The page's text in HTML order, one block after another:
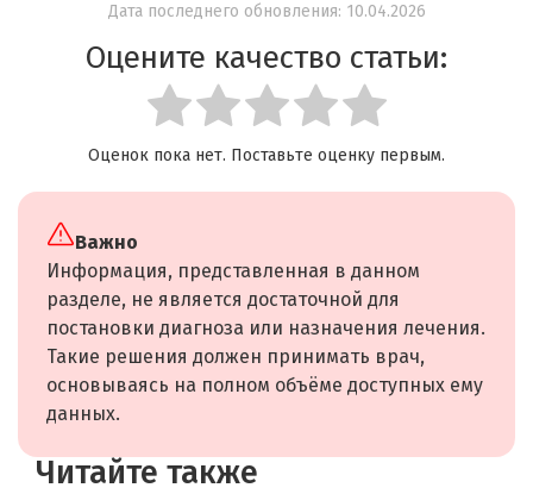
Дата последнего обновления: 10.04.2026
Оцените качество статьи:
Оценок пока нет. Поставьте оценку первым.
Важно
Информация, представленная в данном
разделе, не является достаточной для
постановки диагноза или назначения лечения.
Такие решения должен принимать врач,
основываясь на полном объёме доступных ему
данных.
Читайте также